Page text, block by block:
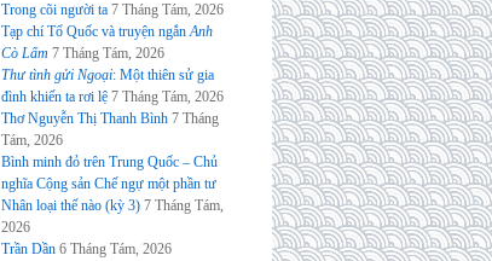
Trong cõi người ta 7 Tháng Tám, 2026
Tạp chí Tổ Quốc và truyện ngắnAnh
Cò Lấm 7 Tháng Tám, 2026
Thư tình gửi Ngoại: Một thiên sử gia
đình khiến ta rơi lệ 7 Tháng Tám, 2026
Thơ Nguyễn Thị Thanh Bình 7 Tháng
Tám, 2026
Bình minh đỏ trên Trung Quốc – Chủ
nghĩa Cộng sản Chế ngự một phần tư
Nhân loại thế nào (kỳ 3) 7 Tháng Tám,
2026
Trần Dần 6 Tháng Tám, 2026